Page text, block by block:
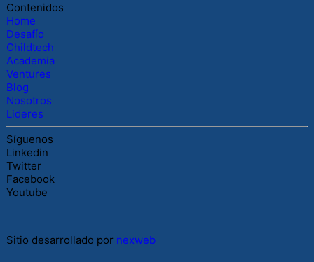
Contenidos
Home
Desafío
Childtech
Academia
Ventures
Blog
Nosotros
Lideres
Síguenos
Linkedin
Twitter
Facebook
Youtube
Sitio desarrollado por nexweb